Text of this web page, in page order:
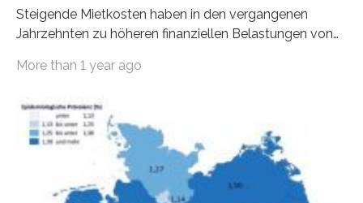
Steigende Mietkosten haben in den vergangenen
Jahrzehnten zu höheren finanziellen Belastungen von
Bundesinstitut für Bevölkerungsforschung (BiB)
gesamten Einkommen zwischen 1990 und 2020 für
unterschiedliche Einkommensgruppen sowie für in
Deutschland geborene Menschen und Zugewanderte
verändert hat. Das Ergebnis: Während Personen mit
hohen Einkommen (oberstes Quintil der Verteilung der
More than 1 year ago